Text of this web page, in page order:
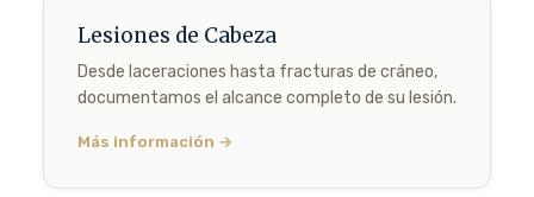
Lesiones de Cabeza
Desde laceraciones hasta fracturas de cráneo,
documentamos el alcance completo de su lesión.
Más información →